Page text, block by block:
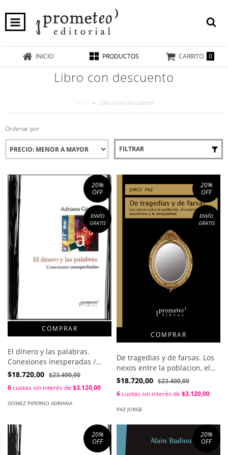
INICIO PRODUCTOS CARRITO 0
Libro con descuento
- Libro con descuento
Ordenar por
FILTRAR
20%
OFF
ENVÍO
GRATIS
El dinero y las palabras.
Conexiones inesperadas /
Gomez Piperno Adriana
$18.720,00 $23.400,00
6cuotas sin interés de $3.120,00
GOMEZ PIPERNO ADRIANA
20%
OFF
ENVÍO
GRATIS
De tragedias y de farsas. Los
nexos entre la poblacion, el
crecimiento económico y la
$18.720,00 $23.400,00
6cuotas sin interés de $3.120,00
PAZ JORGE
20%
OFF
20%
OFF